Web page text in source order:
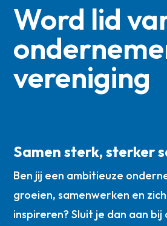
Word lid
vereniging
Samen sterk, sterker
Ben jij een ambitieuze
groeien, samenwerken en
inspireren? Sluit je dan aan bij